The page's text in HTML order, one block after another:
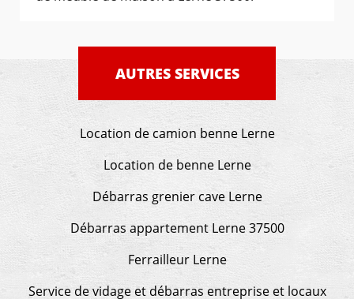
AUTRES SERVICES
Location de camion benne Lerne
Location de benne Lerne
Débarras grenier cave Lerne
Débarras appartement Lerne 37500
Ferrailleur Lerne
Service de vidage et débarras entreprise et locaux